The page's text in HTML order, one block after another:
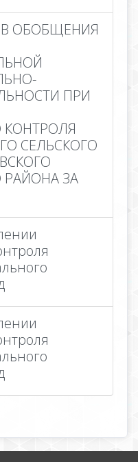
ОБОБЩЕНИЯ
ПРИ
СЕЛЬСКОГО
ЗА